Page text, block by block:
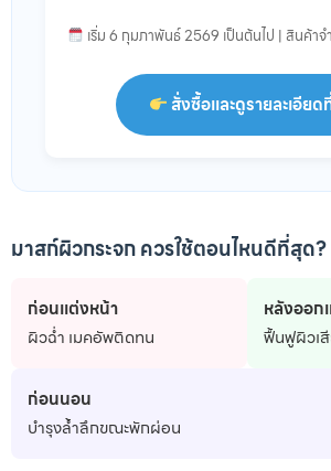
เริ่ม 6 กุมภาพันธ์ 2569 เป็นต้นไป | สินค้า
สั่งซื้อและดูรายละเอียด
มาสก์ผิวกระจก ควรใช้ตอนไหนดีที่สุด?
ก่อนแต่งหน้า
ผิวฉ่ำ เมคอัพติดทน
หลังออก
ฟื้นฟูผิวเ
ก่อนนอน
บำรุงล้ำลึกขณะพักผ่อน